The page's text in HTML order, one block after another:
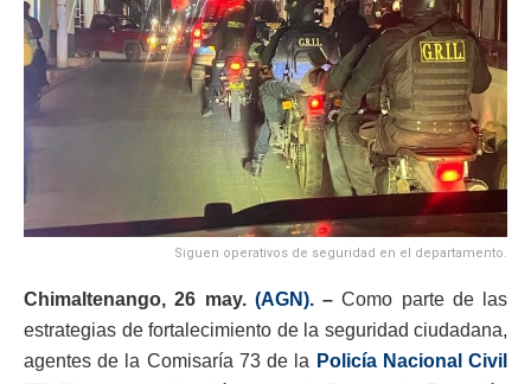
Siguen operativos de seguridad en el departamento.
Chimaltenango, 26 may. (AGN).– Como parte de las
estrategias de fortalecimiento de la seguridad ciudadana,
agentes de la Comisaría 73 de la Policía Nacional Civil